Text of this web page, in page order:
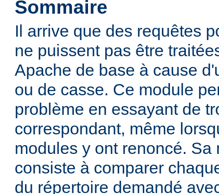
Sommaire
Il arrive que des requêtes
ne puissent pas être
Apache de base à cause
ou de casse. Ce module
problème en essayant de
correspondant, même
modules y ont renoncé. Sa
consiste à comparer
du répertoire demandé